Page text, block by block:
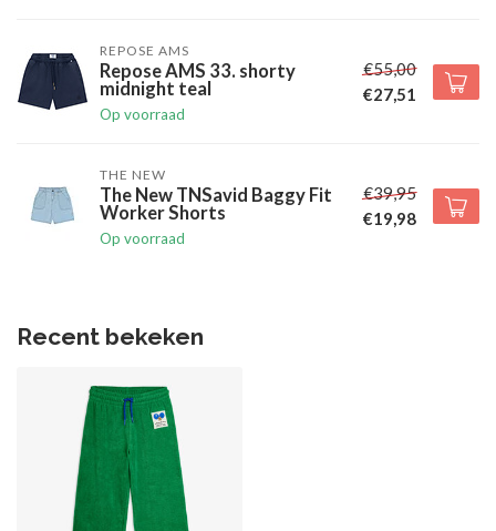
REPOSE AMS
Repose AMS 33. shorty
midnight teal
Op voorraad
€55,00
€27,51
THE NEW
The New TNSavid Baggy Fit
Worker Shorts
Op voorraad
€39,95
€19,98
Recent bekeken